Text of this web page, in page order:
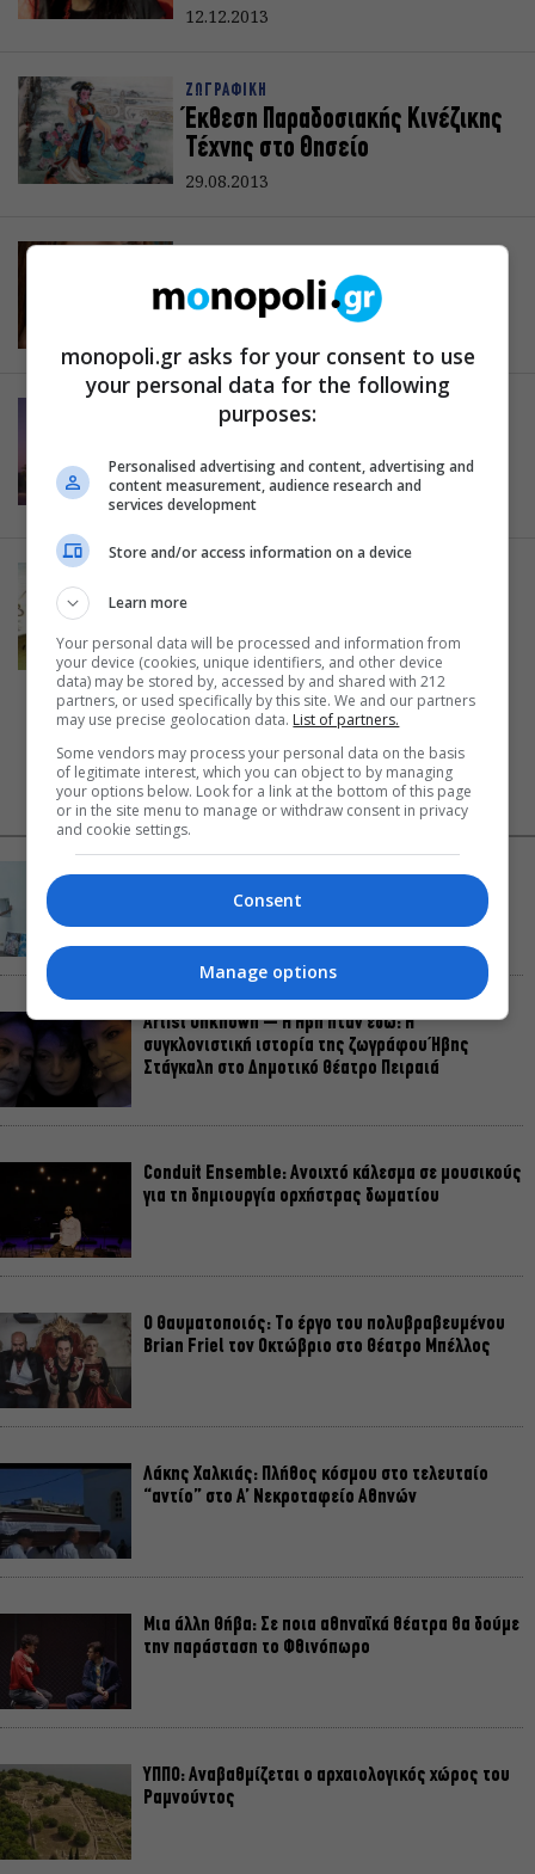
12.12.2013
ΖΩΓΡΑΦΙΚΗ
Έκθεση Παραδοσιακής Κινέζικης
Τέχνης στο Θησείο
29.08.2013
Η Γεωργία Νταγάκη στο Χυτήριο
18.04.2013
ΕΚΔΗΛΩΣΕΙΣ
και προσφορών
13.04.2011
Σύγχρονη Εκκλησιαστική Τέχνη
17.11.2010
NEWS FEED ΔΗΜΟΦΙΛΗ
«Κλεμμένος Πειρατής» – «Beauty and Blue»: Το
διπλό εκθεσιακό ταξίδι του Απόστολου Χαντζαρά
Artist Unknown – Η Ήβη ήταν εδώ: Η
συγκλονιστική ιστορία της ζωγράφου Ήβης
Στάγκαλη στο Δημοτικό Θέατρο Πειραιά
Conduit Ensemble: Ανοιχτό κάλεσμα σε μουσικούς
για τη δημιουργία ορχήστρας δωματίου
Ο Θαυματοποιός: Το έργο του πολυβραβευμένου
Brian Friel τον Οκτώβριο στο Θέατρο Μπέλλος
Λάκης Χαλκιάς: Πλήθος κόσμου στο τελευταίο
“αντίο” στο Α’ Νεκροταφείο Αθηνών
Μια άλλη Θήβα: Σε ποια αθηναϊκά θέατρα θα δούμε
την παράσταση το Φθινόπωρο
ΥΠΠΟ: Αναβαθμίζεται ο αρχαιολογικός χώρος του
Ραμνούντος
monopoli.gr asks for your consent to use
your personal data for the following
purposes:
Personalised advertising and content, advertising and
content measurement, audience research and
services development
Store and/or access information on a device
Learn more
Your personal data will be processed and information from
your device (cookies, unique identifiers, and other device
data) may be stored by, accessed by and shared with 212
partners, or used specifically by this site. We and our partners
may use precise geolocation data. List of partners.
Some vendors may process your personal data on the basis
of legitimate interest, which you can object to by managing
your options below. Look for a link at the bottom of this page
or in the site menu to manage or withdraw consent in privacy
and cookie settings.
Consent
Manage options